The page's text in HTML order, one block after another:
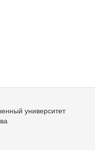
университет